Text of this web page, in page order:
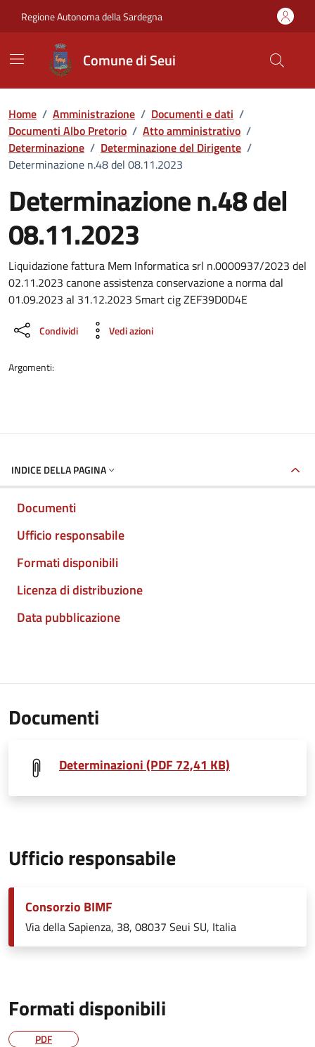
Regione Autonoma della Sardegna
Comune di Seui
Home / Amministrazione / Documenti e dati /
Documenti Albo Pretorio / Atto amministrativo /
Determinazione / Determinazione del Dirigente /
Determinazione n.48 del 08.11.2023
Determinazione n.48 del
08.11.2023
Dettaglio del documento
Liquidazione fattura Mem Informatica srl n.0000937/2023 del
02.11.2023 canone assistenza conservazione a norma dal
01.09.2023 al 31.12.2023 Smart cig ZEF39D0D4E
Condividi Vedi azioni
Argomenti:
INDICE DELLA PAGINA
Documenti
Ufficio responsabile
Formati disponibili
Licenza di distribuzione
Data pubblicazione
Documenti
Determinazioni (PDF 72,41 KB)
Ufficio responsabile
Consorzio BIMF
Via della Sapienza, 38, 08037 Seui SU, Italia
Formati disponibili
PDF